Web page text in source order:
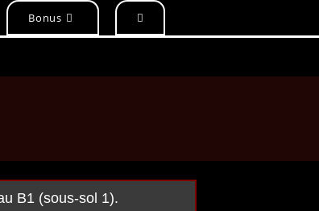
Bonus
B1 (sous-sol 1).